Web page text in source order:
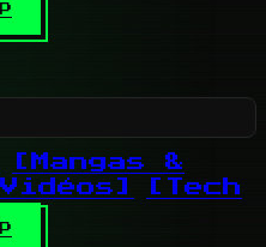
[Mangas &
[Tech